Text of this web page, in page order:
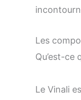
Les
Qu’est-ce
Le Vinali